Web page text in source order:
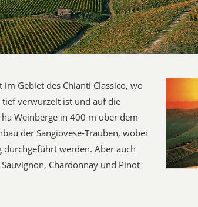
im Gebiet des Chianti Classico, wo
verwurzelt ist und auf die
Weinberge in 400 m über dem
der Sangiovese-Trauben, wobei
durchgeführt werden. Aber auch
Chardonnay und Pinot